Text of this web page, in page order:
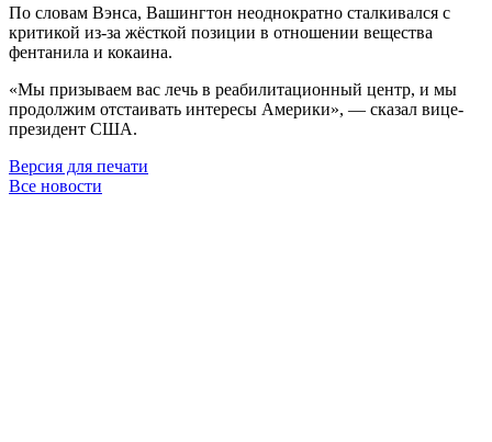
По словам Вэнса, Вашингтон неоднократно сталкивался с
критикой из-за жёсткой позиции в отношении вещества
фентанила и кокаина.
«Мы призываем вас лечь в реабилитационный центр, и мы
продолжим отстаивать интересы Америки», — сказал вице-
президент США.
Версия для печати
Все новости